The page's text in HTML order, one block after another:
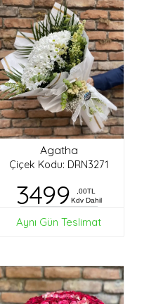
Agatha
Çiçek Kodu: DRN3271
3499
,00TL
Kdv Dahil
Aynı Gün Teslimat